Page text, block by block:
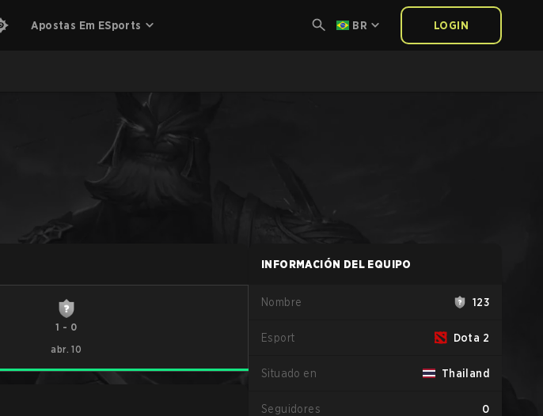
Apostas Em ESports BR LOGIN
1 - 0
abr. 10
INFORMACIÓN DEL EQUIPO
Nombre 123
Esport Dota 2
Situado en Thailand
Seguidores 0